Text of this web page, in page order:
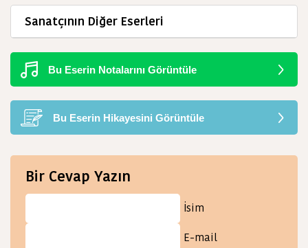
Sanatçının Diğer Eserleri
Bu Eserin Notalarını Görüntüle
Bu Eserin Hikayesini Görüntüle
Bir Cevap Yazın
İsim
E-mail